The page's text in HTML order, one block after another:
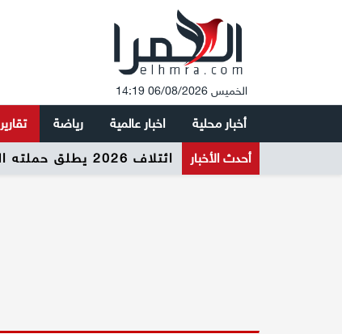
الخميس 06/08/2026 14:19
أخبار محلية اخبار عالمية رياضة
أحدث الأخبار ائتلاف 2026 يطلق حملته الرسمية لرفع نسبة التصويت وتعزيز المشاركة السياسية في المجتمع العربي